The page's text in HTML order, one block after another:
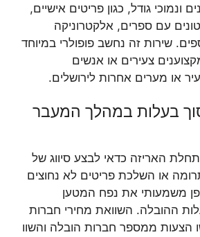
ונמוכי גודל, כגון פריטים אישיים,
עם ספרים, אלקטרוניקה
שירות זה נחשב פופולרי במיוחד
צעירים או אנשים
או מערים אחרות לירושלים.
בעלות במהלך המעבר
האריזה כדאי לבצע סיווג של
או השלכת פריטים לא נחוצים
משמעותי את נפח המטען
ההובלה. השוואת מחירי חברות
הצעות ממספר חברות הובלה והשוו